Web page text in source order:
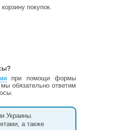
покупок.
при помощи формы
обязательно ответим
Украины.
а также